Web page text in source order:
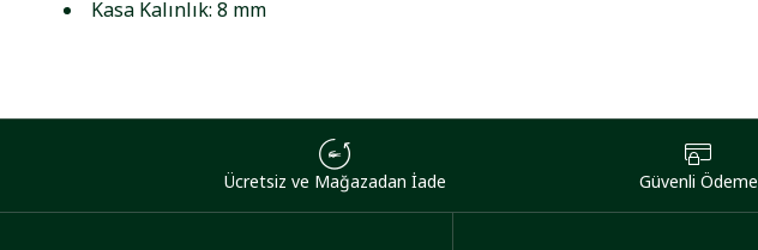
Kasa Kalınlık: 8 mm
Ücretsiz ve Mağazadan İade Güvenli Ödeme